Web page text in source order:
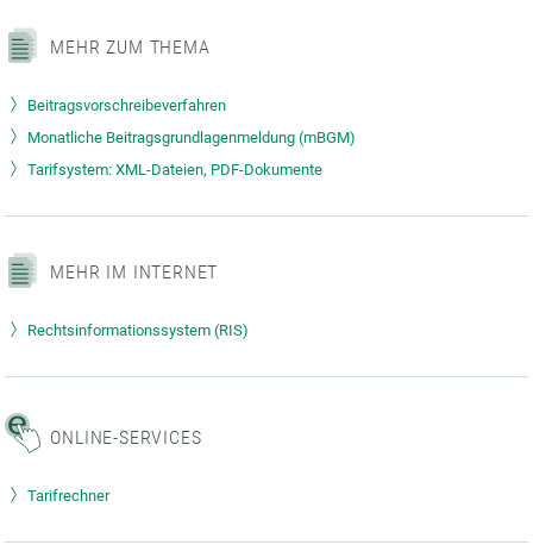
MEHR ZUM THEMA
Beitragsvorschreibeverfahren
Monatliche Beitragsgrundlagenmeldung (mBGM)
Tarifsystem: XML-Dateien, PDF-Dokumente
MEHR IM INTERNET
Rechtsinformationssystem (RIS)
ONLINE-SERVICES
Tarifrechner